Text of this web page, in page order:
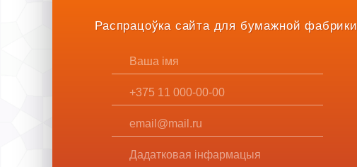
Распрацоўка сайта для бумажной фабрики